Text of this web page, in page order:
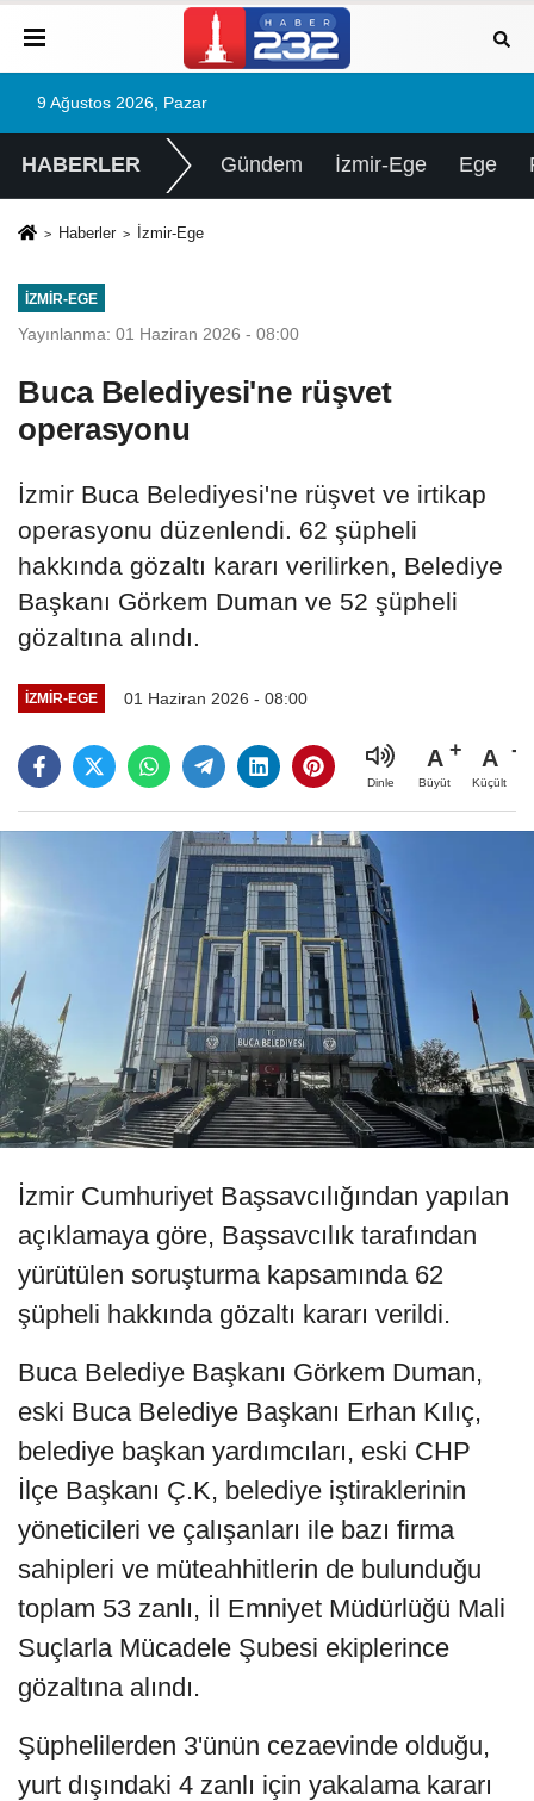
9 Ağustos 2026, Pazar
HABERLER Gündem İzmir-Ege Ege
Haberler İzmir-Ege
İZMIR-EGE
Yayınlanma: 01 Haziran 2026 - 08:00
Buca Belediyesi'ne rüşvet
operasyonu
İzmir Buca Belediyesi'ne rüşvet ve irtikap
operasyonu düzenlendi. 62 şüpheli
hakkında gözaltı kararı verilirken, Belediye
Başkanı Görkem Duman ve 52 şüpheli
gözaltına alındı.
İZMIR-EGE 01 Haziran 2026 - 08:00
Dinle
A
Büyüt
A
Küçült
İzmir Cumhuriyet Başsavcılığından yapılan
açıklamaya göre, Başsavcılık tarafından
yürütülen soruşturma kapsamında 62
şüpheli hakkında gözaltı kararı verildi.
Buca Belediye Başkanı Görkem Duman,
eski Buca Belediye Başkanı Erhan Kılıç,
belediye başkan yardımcıları, eski CHP
İlçe Başkanı Ç.K, belediye iştiraklerinin
yöneticileri ve çalışanları ile bazı firma
sahipleri ve müteahhitlerin de bulunduğu
toplam 53 zanlı, İl Emniyet Müdürlüğü Mali
Suçlarla Mücadele Şubesi ekiplerince
gözaltına alındı.
Şüphelilerden 3'ünün cezaevinde olduğu,
yurt dışındaki 4 zanlı için yakalama kararı